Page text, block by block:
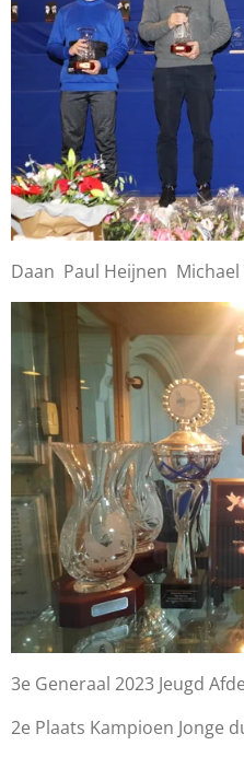
Daan Paul Heijnen Michael
3e Generaal 2023 Jeugd
2e Plaats Kampioen Jonge